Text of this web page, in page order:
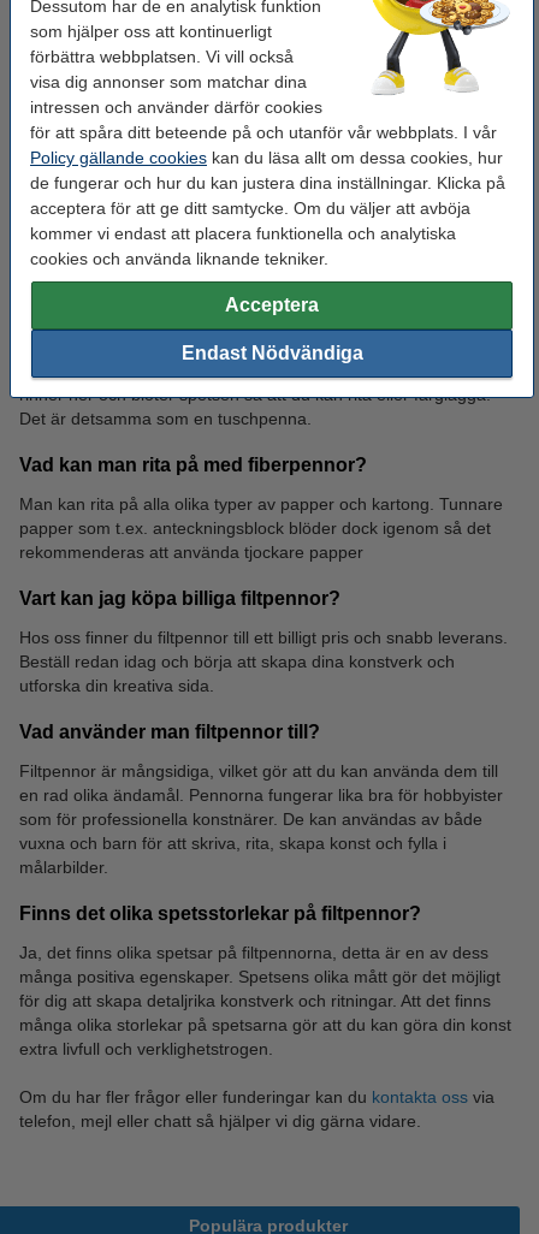
Dessutom har de en analytisk funktion
som hjälper oss att kontinuerligt
förbättra webbplatsen. Vi vill också
visa dig annonser som matchar dina
intressen och använder därför cookies
för att spåra ditt beteende på och utanför vår webbplats. I vår
Policy gällande cookies kan du läsa allt om dessa cookies, hur
de fungerar och hur du kan justera dina inställningar. Klicka på
acceptera för att ge ditt samtycke. Om du väljer att avböja
kommer vi endast att placera funktionella och analytiska
cookies och använda liknande tekniker.
Acceptera
Endast Nödvändiga
Fineliner pennor Kalligrafipennor
Paint markers
Vanliga frågor om filtpennor
Vad är fiberpennor?
rinner ner och blöter spetsen så att du kan rita eller färglägga.
Det är detsamma som en tuschpenna.
Vad kan man rita på med fiberpennor?
Man kan rita på alla olika typer av papper och kartong. Tunnare
papper som t.ex. anteckningsblock blöder dock igenom så det
rekommenderas att använda tjockare papper
Vart kan jag köpa billiga filtpennor?
Hos oss finner du filtpennor till ett billigt pris och snabb leverans.
Beställ redan idag och börja att skapa dina konstverk och
utforska din kreativa sida.
Vad använder man filtpennor till?
Filtpennor är mångsidiga, vilket gör att du kan använda dem till
en rad olika ändamål. Pennorna fungerar lika bra för hobbyister
som för professionella konstnärer. De kan användas av både
vuxna och barn för att skriva, rita, skapa konst och fylla i
målarbilder.
Finns det olika spetsstorlekar på filtpennor?
Ja, det finns olika spetsar på filtpennorna, detta är en av dess
många positiva egenskaper. Spetsens olika mått gör det möjligt
för dig att skapa detaljrika konstverk och ritningar. Att det finns
många olika storlekar på spetsarna gör att du kan göra din konst
extra livfull och verklighetstrogen.
Om du har fler frågor eller funderingar kan du kontakta oss via
telefon, mejl eller chatt så hjälper vi dig gärna vidare.
Populära produkter